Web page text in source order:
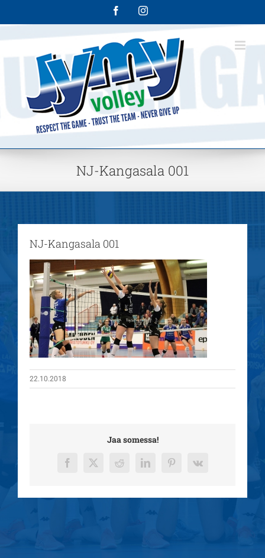
FacebookInstagram
NJ-Kangasala 001
NJ-Kangasala 001
22.10.2018
Jaa somessa!
Facebook
X RedditLinkedInPinterest
Vk